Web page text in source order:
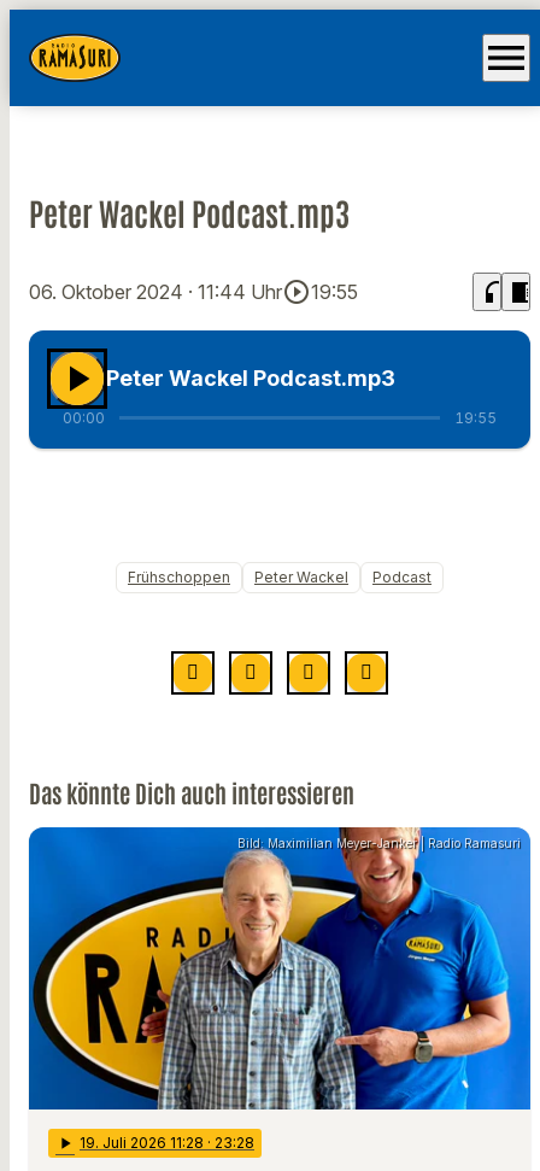
menu
Peter Wackel Podcast.mp3
06. Oktober 2024 · 11:44 Uhrplay_circle_outline19:55 headphones chrome_reader_mode
play_arrow Peter Wackel Podcast.mp3
00:00 19:55
Frühschoppen Peter Wackel Podcast
Das könnte Dich auch interessieren
Bild: Maximilian Meyer-Janker | Radio Ramasuri
play_arrow 19. Juli 2026 11:28 · 23:28